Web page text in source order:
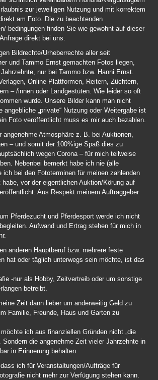
zur jeweiligen Nutzung und mit korrektem
am Foto. Die zu beachtenden
bedingungen finden Sie wie gewohnt auf dieser
direkt bei uns.
Bildrechte/Urheberrechte aller seit
und Tammo Ernst gemachten Fotos liegen,
nur bei Tammo bzw. Hanni Ernst.
Online-Plattformen, Reitern, Züchtern,
– /innen oder Landgestüten. Wie leider so oft
wurde. Unsere Bilder kann man nicht
angebliche „private“ Nutzung oder Weitergabe ist
Foto veröffentlicht muss es mir auch bezahlen.
angenehme Atmosphäre z. B. bei Auktionen,
– und somit der 100%ige Spaß dies zu
wegen Corona – für mich teilweise
Nebenbei bemerkt habe ich nie (alle
ich bei den Fototerminen für meinen zahlenden
vor der eigentlichen Auktion/Körung auf
Aus Respekt meinem Auftraggeber
Pferdezucht und Pferdesport werde ich nicht
Aufwand und Ertrag stehen für mich in
anderen Hauptberuf bzw. mehrere feste
hat oder täglich unterwegs sein möchte, ist das
-nur als Hobby, Zeitvertreib oder um sonstige
betreibt.
Zeit dann lieber um anderweitig Geld zu
Familie, Freunde, Haus und Garten zu
ich aus finanziellen Gründen nicht „die
Sondern die angenehme Zeit vieler Jahrzehnte in
in Erinnerung behalten.
ich für Veranstaltungen/Aufträge für
nicht mehr zur Verfügung stehen kann.